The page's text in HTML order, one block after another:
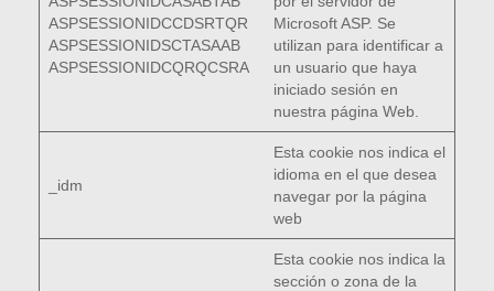
ASPSESSIONIDCCDSRTQR
ASPSESSIONIDSCTASAAB
ASPSESSIONIDCQRQCSRA
Microsoft ASP. Se
utilizan para identificar a
un usuario que haya
iniciado sesión en
nuestra página Web.
_idm
Esta cookie nos indica el
idioma en el que desea
navegar por la página
web
Esta cookie nos indica la
sección o zona de la